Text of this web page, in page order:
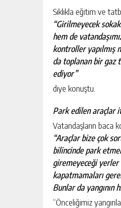
Sıklıkla eğitim ve
“Girilmeyecek
hem de
kontroller yapılmış
da toplanan bir gaz
ediyor”
diye konuştu.
Park edilen araçlar
Vatandaşların baca
“Araçlar bize çok
bilincinde park
giremeyeceği yerler
kapatmamaları
Bunlar da yangının
“Önceliğimiz